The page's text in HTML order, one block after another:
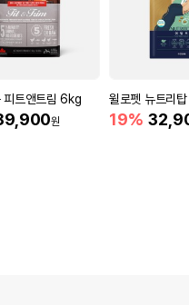
피트앤트림 6kg
원
윌로펫 뉴트리
19%